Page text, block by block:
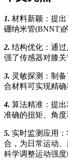
1. 材料新颖：提
硼纳米管(BNNT)
2. 结构优化：通
强了传感器对膝关
3. 灵敏探测：制
合材料可实现精确
4. 算法精准：提
准确的扭矩、角度
5. 实时监测应用
合，为日常运动
科学调整运动强度